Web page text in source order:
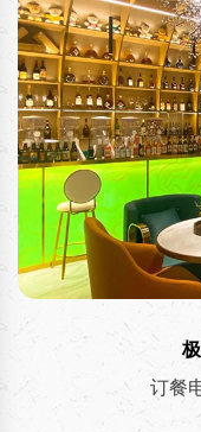
订餐